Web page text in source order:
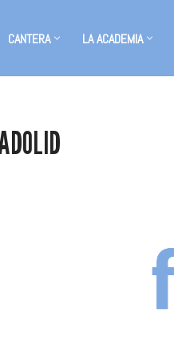
CANTERA LA ACADEMIA